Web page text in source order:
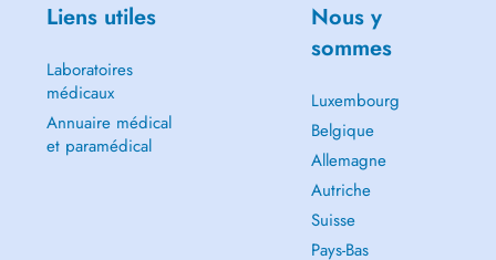
Liens utiles
Laboratoires
médicaux
Annuaire médical
et paramédical
Nous y
sommes
Luxembourg
Belgique
Allemagne
Autriche
Suisse
Pays-Bas